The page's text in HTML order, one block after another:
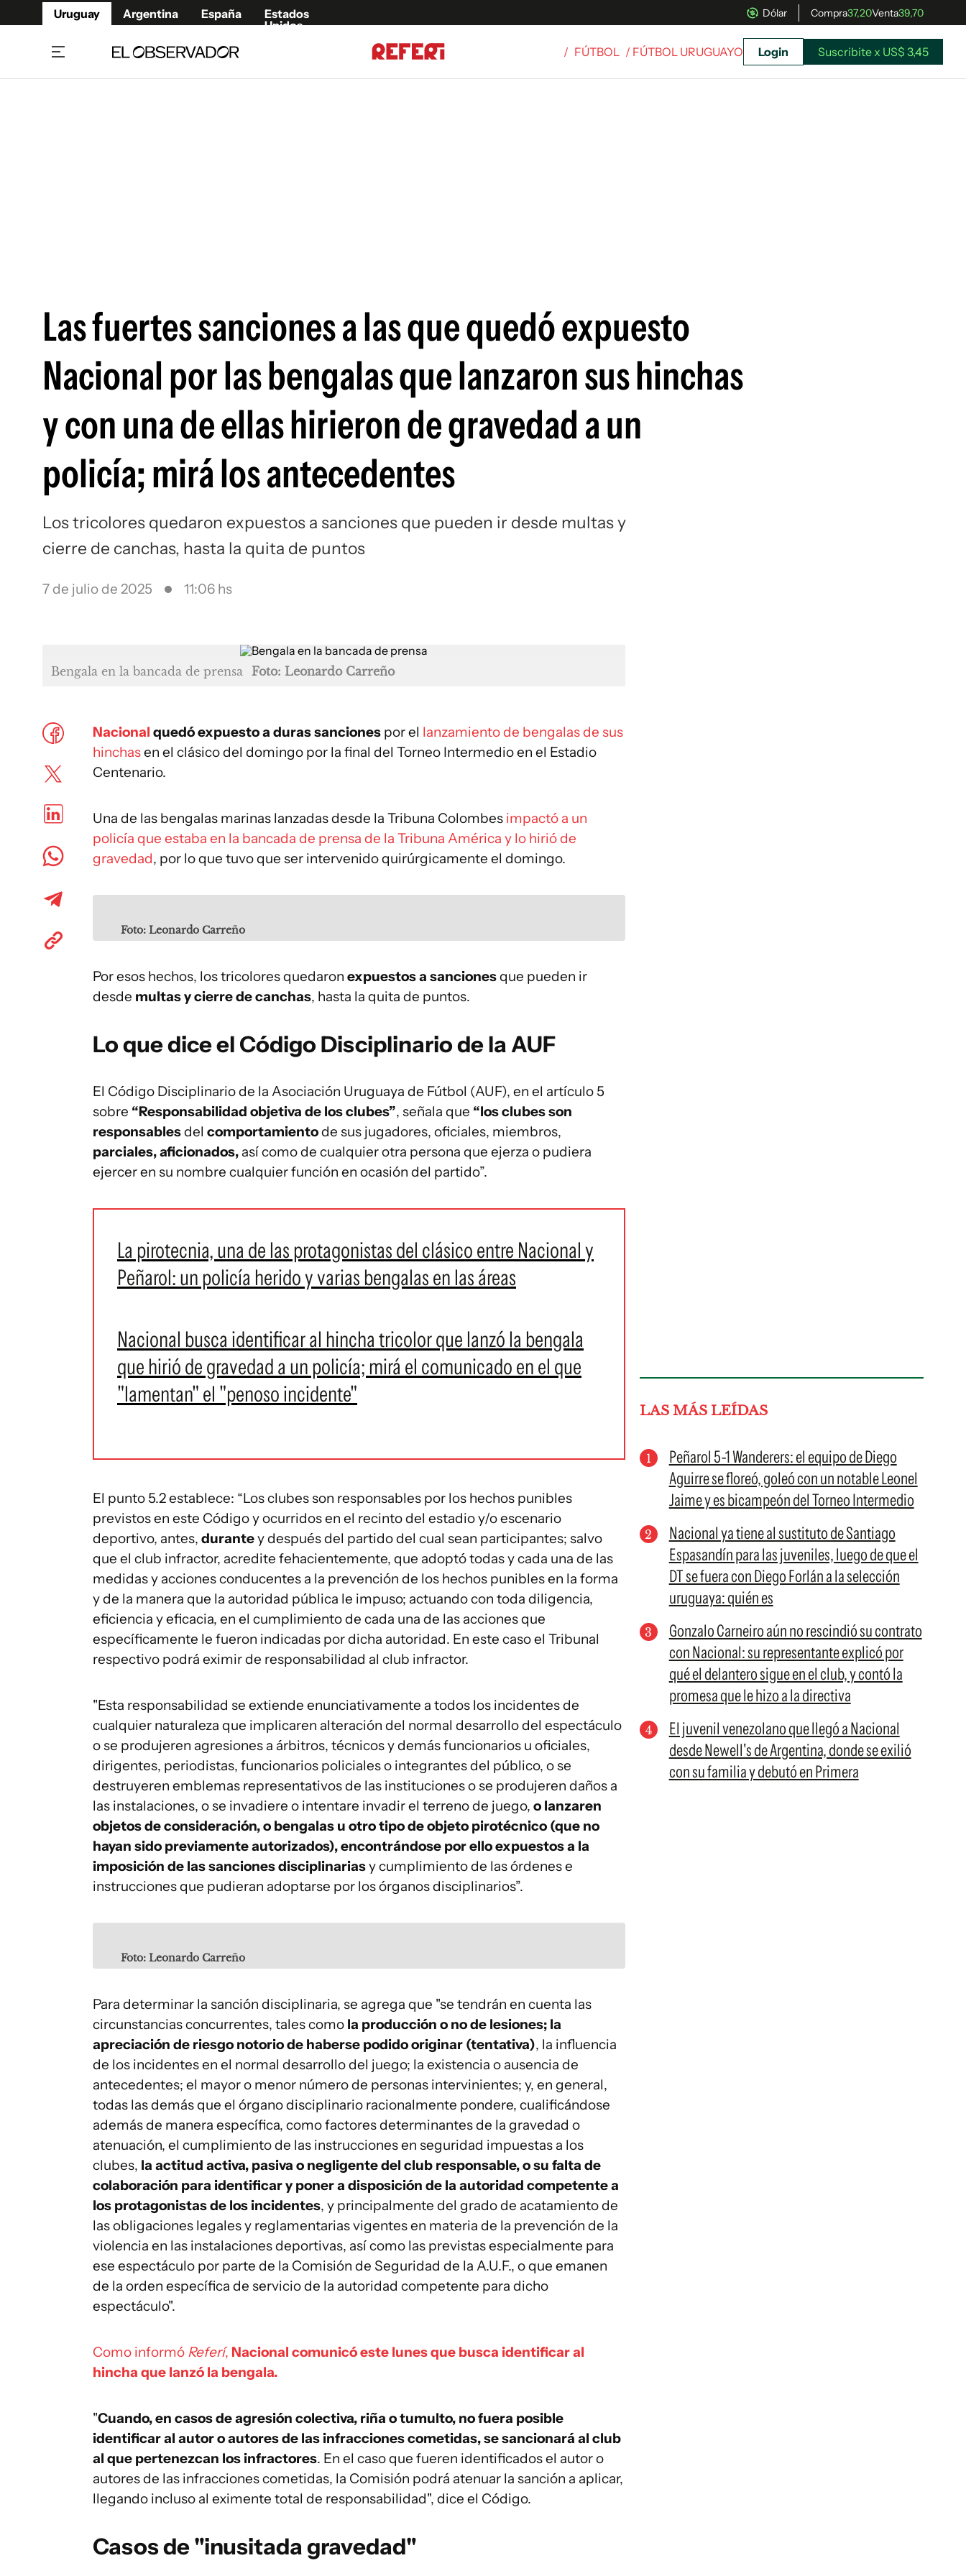
Uruguay Argentina España
Estados
Unidos
Dólar Compra37,20Venta39,70
Siguenos en:
/ FÚTBOL / FÚTBOL URUGUAYO Login Suscribite x US$ 3,45
Las fuertes sanciones a las que quedó expuesto
Nacional por las bengalas que lanzaron sus hinchas
y con una de ellas hirieron de gravedad a un
policía; mirá los antecedentes
Los tricolores quedaron expuestos a sanciones que pueden ir desde multas y
cierre de canchas, hasta la quita de puntos
7 de julio de 2025 11:06 hs
Bengala en la bancada de prensa Foto: Leonardo Carreño
Nacional quedó expuesto a duras sanciones por el lanzamiento de bengalas de sus
hinchasen el clásico del domingo por la final del Torneo Intermedio en el Estadio
Centenario.
Una de las bengalas marinas lanzadas desde la Tribuna Colombes impactó a un
policía que estaba en la bancada de prensa de la Tribuna América y lo hirió de
gravedad, por lo que tuvo que ser intervenido quirúrgicamente el domingo.
Foto: Leonardo Carreño
Por esos hechos, los tricolores quedaron expuestos a sancionesque pueden ir
desde multas y cierre de canchas, hasta la quita de puntos.
Lo que dice el Código Disciplinario de la AUF
El Código Disciplinario de la Asociación Uruguaya de Fútbol (AUF), en el artículo 5
sobre “Responsabilidad objetiva de los clubes”, señala que “los clubes son
responsablesdel comportamientode sus jugadores, oficiales, miembros,
parciales, aficionados, así como de cualquier otra persona que ejerza o pudiera
ejercer en su nombre cualquier función en ocasión del partido”.
La pirotecnia, una de las protagonistas del clásico entre Nacional y
Peñarol: un policía herido y varias bengalas en las áreas
Nacional busca identificar al hincha tricolor que lanzó la bengala
que hirió de gravedad a un policía; mirá el comunicado en el que
"lamentan" el "penoso incidente"
El punto 5.2 establece: “Los clubes son responsables por los hechos punibles
previstos en este Código y ocurridos en el recinto del estadio y/o escenario
deportivo, antes, durantey después del partido del cual sean participantes; salvo
que el club infractor, acredite fehacientemente, que adoptó todas y cada una de las
medidas y acciones conducentes a la prevención de los hechos punibles en la forma
y de la manera que la autoridad pública le impuso; actuando con toda diligencia,
eficiencia y eficacia, en el cumplimiento de cada una de las acciones que
específicamente le fueron indicadas por dicha autoridad. En este caso el Tribunal
respectivo podrá eximir de responsabilidad al club infractor.
"Esta responsabilidad se extiende enunciativamente a todos los incidentes de
cualquier naturaleza que implicaren alteración del normal desarrollo del espectáculo
o se produjeren agresiones a árbitros, técnicos y demás funcionarios u oficiales,
dirigentes, periodistas, funcionarios policiales o integrantes del público, o se
destruyeren emblemas representativos de las instituciones o se produjeren daños a
las instalaciones, o se invadiere o intentare invadir el terreno de juego, o lanzaren
objetos de consideración, o bengalas u otro tipo de objeto pirotécnico (que no
hayan sido previamente autorizados), encontrándose por ello expuestos a la
imposición de las sanciones disciplinariasy cumplimiento de las órdenes e
instrucciones que pudieran adoptarse por los órganos disciplinarios”.
Foto: Leonardo Carreño
Para determinar la sanción disciplinaria, se agrega que "se tendrán en cuenta las
circunstancias concurrentes, tales como la producción o no de lesiones; la
apreciación de riesgo notorio de haberse podido originar (tentativa), la influencia
de los incidentes en el normal desarrollo del juego; la existencia o ausencia de
antecedentes; el mayor o menor número de personas intervinientes; y, en general,
todas las demás que el órgano disciplinario racionalmente pondere, cualificándose
además de manera específica, como factores determinantes de la gravedad o
atenuación, el cumplimiento de las instrucciones en seguridad impuestas a los
clubes, la actitud activa, pasiva o negligente del club responsable, o su falta de
colaboración para identificar y poner a disposición de la autoridad competente a
los protagonistas de los incidentes, y principalmente del grado de acatamiento de
las obligaciones legales y reglamentarias vigentes en materia de la prevención de la
violencia en las instalaciones deportivas, así como las previstas especialmente para
ese espectáculo por parte de la Comisión de Seguridad de la A.U.F., o que emanen
de la orden específica de servicio de la autoridad competente para dicho
espectáculo".
Como informó Referí, Nacional comunicó este lunes que busca identificar al
hincha que lanzó la bengala.
"Cuando, en casos de agresión colectiva, riña o tumulto, no fuera posible
identificar al autor o autores de las infracciones cometidas, se sancionará al club
al que pertenezcan los infractores. En el caso que fueren identificados el autor o
autores de las infracciones cometidas, la Comisión podrá atenuar la sanción a aplicar,
llegando incluso al eximente total de responsabilidad", dice el Código.
Casos de "inusitada gravedad"
LAS MÁS LEÍDAS
Peñarol 5-1 Wanderers: el equipo de Diego
Aguirre se floreó, goleó con un notable Leonel
Jaime y es bicampeón del Torneo Intermedio
Nacional ya tiene al sustituto de Santiago
Espasandín para las juveniles, luego de que el
DT se fuera con Diego Forlán a la selección
uruguaya: quién es
Gonzalo Carneiro aún no rescindió su contrato
con Nacional: su representante explicó por
qué el delantero sigue en el club, y contó la
promesa que le hizo a la directiva
El juvenil venezolano que llegó a Nacional
desde Newell's de Argentina, donde se exilió
con su familia y debutó en Primera